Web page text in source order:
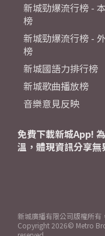
新城勁爆流行榜 -
榜
新城勁爆流行榜 -
榜
新城國語力排行榜
新城歌曲播放榜
音樂意見反映
免費下載新城App!
溫，體現資訊分享無
新城廣播有限公司版權所有
Copyright 2026© Metro